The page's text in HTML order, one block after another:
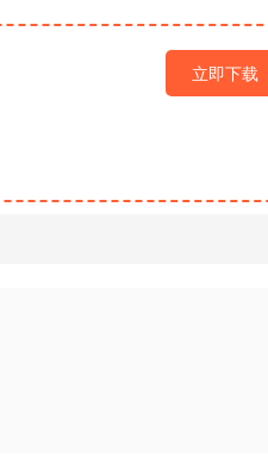
立即下载